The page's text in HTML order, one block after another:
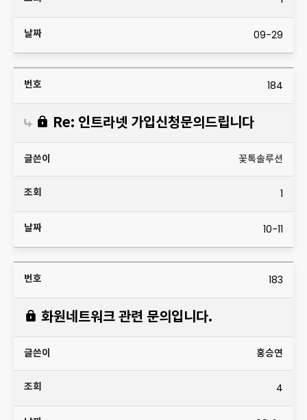
09-29
184
Re: 인트라넷 가입신청문의드립니다
꽃톡솔루션
1
10-11
183
화원네트워크 관련 문의입니다.
홍승연
4